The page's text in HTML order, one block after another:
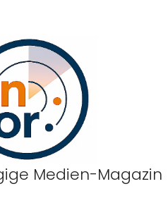
Medien-Magazin